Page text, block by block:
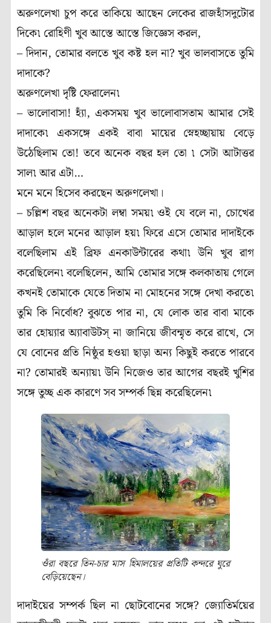
অরুণলেখা চুপ করে তাকিয়ে আছেন লেকের রাজহাঁসদুটোর
দিকে৷ রোহিণী খুব আস্তে আস্তে জিজ্ঞেস করল,
– দিদান, তোমার বলতে খুব কষ্ট হল না? খুব ভালবাসতে তুমি
দাদাকে?
অরুণলেখা দৃষ্টি ফেরালেন৷
– ভালোবাসা! হ্যাঁ, একসময় খুব ভালোবাসতাম আমার সেই
দাদাকে৷ একসঙ্গে একই বাবা মায়ের স্নেহচ্ছায়ায় বেড়ে
উঠেছিলাম তো! তবে অনেক বছর হল তো ৷ সেটা আটাত্তর
সাল৷ আর এটা…
মনে মনে হিসেব করছেন অরুণলেখা।
– চল্লিশ বছর অনেকটা লম্বা সময়৷ ওই যে বলে না, চোখের
আড়াল হলে মনের আড়াল হয়৷ ফিরে এসে তোমার দাদাইকে
বলেছিলাম এই ব্রিফ এনকাউন্টারের কথা৷ উনি খুব রাগ
করেছিলেন৷ বলেছিলেন, আমি তোমার সঙ্গে কলকাতায় গেলে
কখনই তোমাকে যেতে দিতাম না মোহনের সঙ্গে দেখা করতে৷
তুমি কি নির্বোধ? বুঝতে পার না, যে লোক তার বাবা মাকে
তার হোয়্যার অ্যাবাউটস্‌ না জানিয়ে জীবন্মৃত করে রাখে, সে
যে বোনের প্রতি নিষ্ঠুর হওয়া ছাড়া অন্য কিছুই করতে পারবে
না? তোমারই অন্যায়৷ উনি নিজেও তার আগের বছরই খুশির
সঙ্গে তুচ্ছ এক কারণে সব সম্পর্ক ছিন্ন করেছিলেন৷
ওঁরা বছরে তিন-চার মাস হিমালয়ের প্রতিটি কন্দরে ঘুরে
বেড়িয়েছেন।
দাদাইয়ের সম্পর্ক ছিল না ছোটবোনের সঙ্গে? জ্যোতির্ময়ের